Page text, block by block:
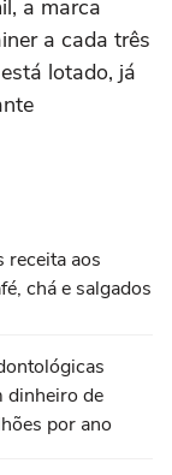
a marca
a cada três
lotado, já
receita aos
chá e salgados
dinheiro de
por ano